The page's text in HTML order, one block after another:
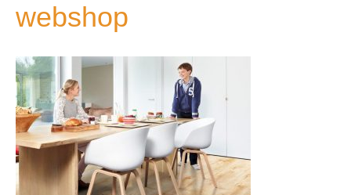
webshop